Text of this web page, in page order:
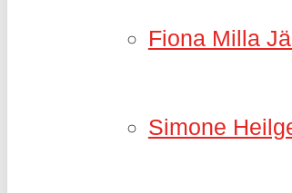
Fiona Milla
Simone